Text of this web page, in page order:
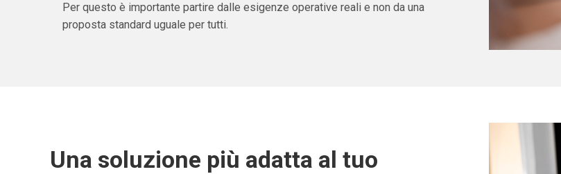
Per questo è importante partire dalle esigenze operative reali e non da una
proposta standard uguale per tutti.
Una soluzione più adatta al tuo